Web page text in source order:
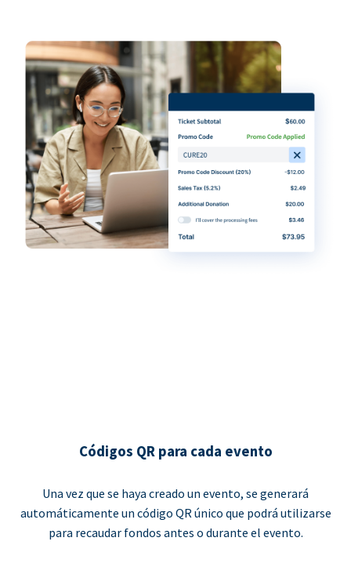
Códigos QR para cada evento
Una vez que se haya creado un evento, se generará
automáticamente un código QR único que podrá utilizarse
para recaudar fondos antes o durante el evento.